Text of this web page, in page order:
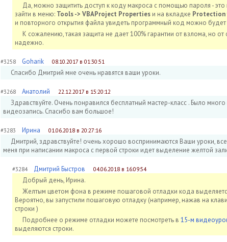
Да, можно защитить доступ к коду макроса с помощью пароля -
зайти в меню: Tools -> VBAProject Properties и на вкладке Protection
и повторного открытия файла увидеть программный код можно
К сожалению, такая защита не дает 100% гарантии от взлома, но
надежно.
#3258 Goharik 08.10.2017 в 01:30:51
Спасибо Дмитрий мне очень нравятся ваши уроки.
#3268 Анатолий 22.12.2017 в 15:20:12
Здравствуйте. Очень понравился бесплатный мастер-класс . Было
видеозапись. Спасибо вам большое!
#3283 Ирина 01.06.2018 в 20:27:16
Дмитрий, здравствуйте! очень хорошо воспринимаются Ваши уроки,
меня при написании макроса с первой строки идет выделение желтой
#3284 Дмитрий Быстров 04.06.2018 в 16:09:54
Добрый день, Ирина.
Желтым цветом фона в режиме пошаговой отладки кода
Вероятно, вы запустили пошаговую отладку (например, нажав на
строки )
Подробнее о режиме отладки можете посмотреть в15-м
выделяются строки.